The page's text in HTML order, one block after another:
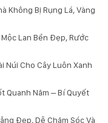
Không Bị Rụng Lá, Vàng
Lan Bền Đẹp, Rước
Núi Cho Cây Luôn Xanh
Quanh Năm – Bí Quyết
Đẹp, Dễ Chăm Sóc Và